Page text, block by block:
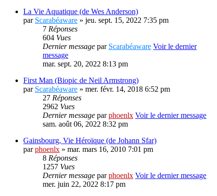
La Vie Aquatique (de Wes Anderson)
par Scarabéaware » jeu. sept. 15, 2022 7:35 pm
7 Réponses
604 Vues
Dernier message par Scarabéaware Voir le dernier
message
mar. sept. 20, 2022 8:13 pm
First Man (Biopic de Neil Armstrong)
par Scarabéaware » mer. févr. 14, 2018 6:52 pm
27 Réponses
2962 Vues
Dernier message parphoenlx Voir le dernier message
sam. août 06, 2022 8:32 pm
Gainsbourg, Vie Héroïque (de Johann Sfar)
parphoenlx » mar. mars 16, 2010 7:01 pm
8 Réponses
1257 Vues
Dernier message parphoenlx Voir le dernier message
mer. juin 22, 2022 8:17 pm